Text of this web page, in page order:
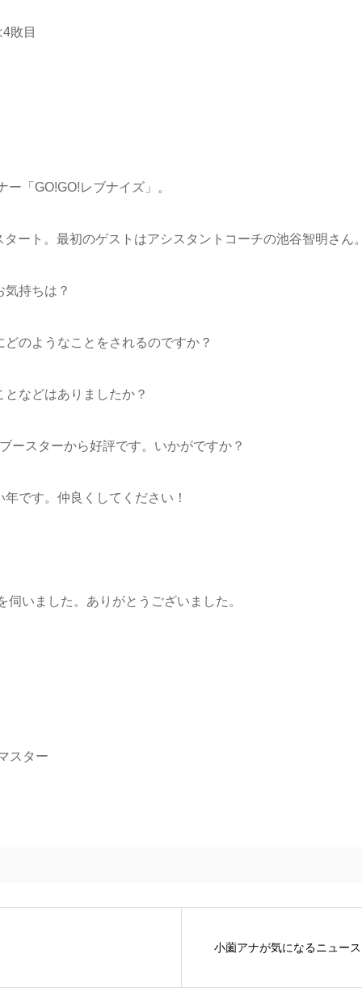
敗目
「GO!GO!レブナイズ」。
ート。最初のゲストはアシスタントコーチの池谷智明さん
持ちは？
のようなことをされるのですか？
などはありましたか？
スターから好評です。いかがですか？
です。仲良くしてください！
いました。ありがとうございました。
スター
小薗アナが気になるニュー